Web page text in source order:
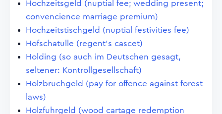
Hochzeitsgeld (nuptial fee; wedding present;
convencience marriage premium)
Hochzeitstischgeld (nuptial festivities fee)
Hofschatulle (regent's cascet)
Holding (so auch im Deutschen gesagt,
seltener: Kontrollgesellschaft)
Holzbruchgeld (pay for offence against forest
laws)
Holzfuhrgeld (wood cartage redemption